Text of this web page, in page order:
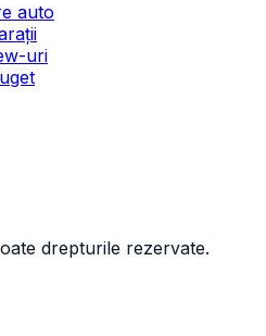
auto
uri
drepturile rezervate.